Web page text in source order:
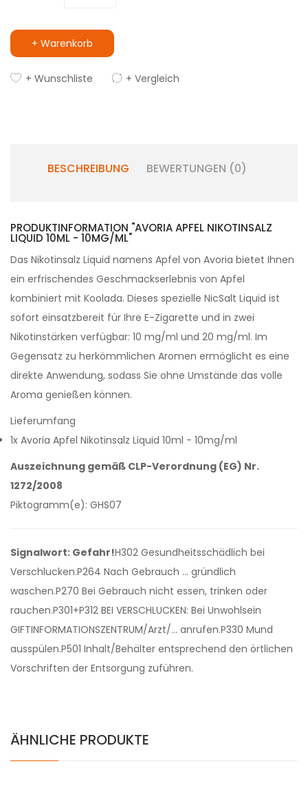
+ Warenkorb
+ Wunschliste + Vergleich
BESCHREIBUNG BEWERTUNGEN (0)
PRODUKTINFORMATION "AVORIA APFEL NIKOTINSALZ
LIQUID 10ML - 10MG/ML"
Das Nikotinsalz Liquid namens Apfel von Avoria bietet Ihnen
ein erfrischendes Geschmackserlebnis von Apfel
kombiniert mit Koolada. Dieses spezielle NicSalt Liquid ist
sofort einsatzbereit für Ihre E-Zigarette und in zwei
Nikotinstärken verfügbar: 10 mg/ml und 20 mg/ml. Im
Gegensatz zu herkömmlichen Aromen ermöglicht es eine
direkte Anwendung, sodass Sie ohne Umstände das volle
Aroma genießen können.
Lieferumfang
1x Avoria Apfel Nikotinsalz Liquid 10ml - 10mg/ml
Auszeichnung gemäß CLP-Verordnung (EG) Nr.
1272/2008
Piktogramm(e): GHS07
Signalwort: Gefahr!H302 Gesundheitsschädlich bei
Verschlucken.P264 Nach Gebrauch … gründlich
waschen.P270 Bei Gebrauch nicht essen, trinken oder
rauchen.P301+P312 BEI VERSCHLUCKEN: Bei Unwohlsein
GIFTINFORMATIONSZENTRUM/Arzt/… anrufen.P330 Mund
ausspülen.P501 Inhalt/Behälter entsprechend den örtlichen
Vorschriften der Entsorgung zuführen.
ÄHNLICHE PRODUKTE